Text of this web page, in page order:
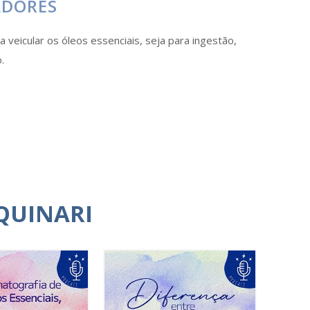
os óleos essenciais, seja para ingestão,